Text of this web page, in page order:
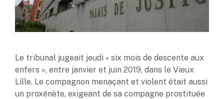
Le tribunal jugeait jeudi « six mois de descente aux
enfers », entre janvier et juin 2019, dans le Vieux
Lille. Le compagnon menaçant et violent était aussi
un proxénète, exigeant de sa compagne prostituée